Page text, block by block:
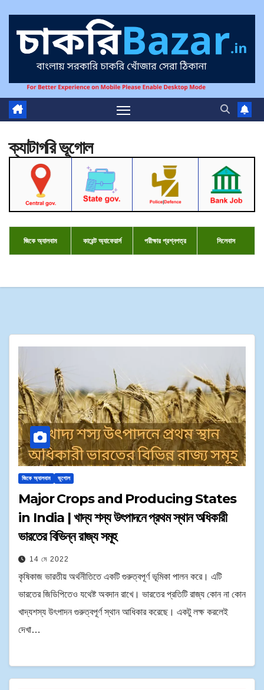
ক্যাটাগরিভূগোল
জিকেঅ্যালবাম কারেন্ট অ্যাফেয়ার্স পরীক্ষার প্রশ্নপত্র সিলেবাস
জিকে অ্যালবাম ভূগোল
Major Crops and Producing States
in India | খাদ্য শস্য উৎপাদনে প্রথম স্থান অধিকারী
ভারতের বিভিন্ন রাজ্য সমূহ
14 মে 2022
কৃষিকাজ ভারতীয় অর্থনীতিতে একটি গুরুত্বপূর্ণ ভূমিকা পালন করে। এটি
ভারতের জিডিপিতেও যথেষ্ট অবদান রাখে। ভারতের প্রতিটি রাজ্য কোন না কোন
খাদ্যশস্য উৎপাদন গুরুত্বপূর্ণ স্থান আধিকার করেছে। একটু লক্ষ করলেই
দেখা…